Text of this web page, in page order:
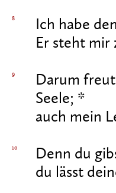
8
Ich habe
Er steht mir
9
Darum
Seele; *
auch mein
10
Denn du
du lässt